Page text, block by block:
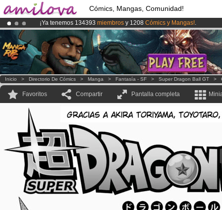
Cómics, Mangas, Comunidad!
¡Ya tenemos 134393 miembros y 1208 Cómics y Mangas!.
¡El Kickstarter Amilova está desormado lanzado!.
¡Conviertete en Premium por3.95 euros al mes!Hazte Premium ya
Inicio > Directorio De Cómics > Manga > Fantasía - SF > Super Dragon Ball GT >
Favoritos Compartir Pantalla completa